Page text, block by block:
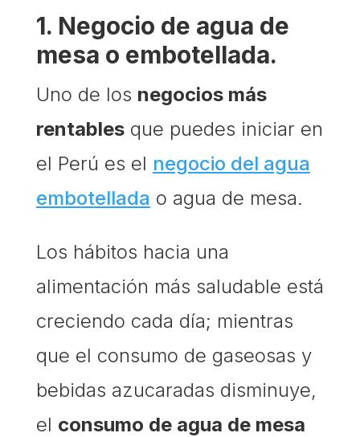
1. Negocio de agua de
mesa o embotellada.
Uno de los negocios más
rentablesque puedes iniciar en
el Perú es el negocio del agua
embotellada o agua de mesa.
Los hábitos hacia una
alimentación más saludable está
creciendo cada día; mientras
que el consumo de gaseosas y
bebidas azucaradas disminuye,
el consumo de agua de mesa